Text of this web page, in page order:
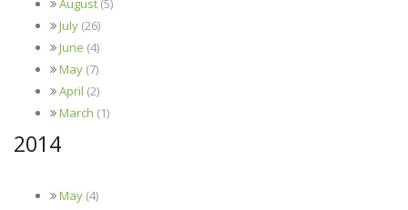
August (5)
July (26)
June (4)
May (7)
April (2)
March (1)
2014
May (4)